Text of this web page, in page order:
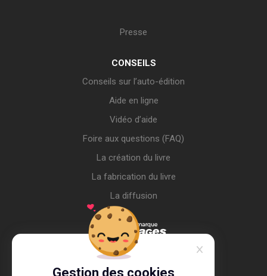
Gestion des cookies
Presse
CONSEILS
Conseils sur l’auto-édition
Aide en ligne
Vidéo d’aide
Foire aux questions (FAQ)
La création du livre
La fabrication du livre
La diffusion